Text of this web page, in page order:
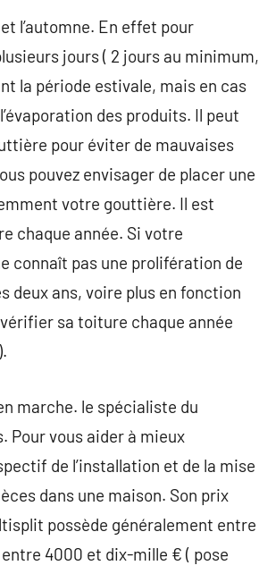
l’automne. En effet pour
jours ( 2 jours au minimum,
la période estivale, mais en cas
des produits. Il peut
pour éviter de mauvaises
pouvez envisager de placer une
votre gouttière. Il est
chaque année. Si votre
connaît pas une prolifération de
deux ans, voire plus en fonction
sa toiture chaque année
marche. le spécialiste du
Pour vous aider à mieux
de l’installation et de la mise
dans une maison. Son prix
possède généralement entre
4000 et dix-mille € ( pose